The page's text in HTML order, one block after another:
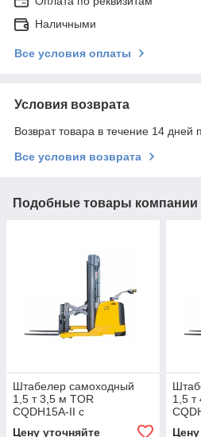
Наличными
Все условия оплаты
Условия возврата
Возврат товара в течение 14 дней
Все условия возврата
Подобные товары компании
Штабелер самоходный
1,5 т 3,5 м TOR
CQDH15A-II с
Цену уточняйте
1,5 т